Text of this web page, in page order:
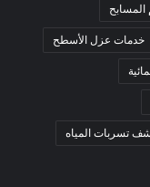
خدمات عزل الأسطح
تسربات المياه